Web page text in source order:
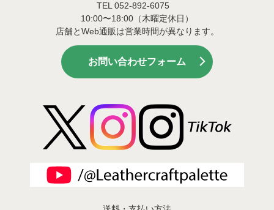
TEL 052-892-6075
10:00〜18:00（木曜定休日）
店舗とWeb通販は営業時間が異なります。
お問い合わせフォーム